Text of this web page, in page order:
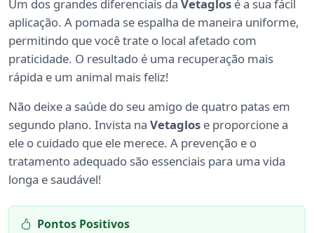
Um dos grandes diferenciais da Vetaglos é a sua fácil
aplicação. A pomada se espalha de maneira uniforme,
permitindo que você trate o local afetado com
praticidade. O resultado é uma recuperação mais
rápida e um animal mais feliz!
Não deixe a saúde do seu amigo de quatro patas em
segundo plano. Invista na Vetaglos e proporcione a
ele o cuidado que ele merece. A prevenção e o
tratamento adequado são essenciais para uma vida
longa e saudável!
Pontos Positivos